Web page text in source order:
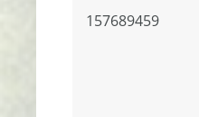
157689459